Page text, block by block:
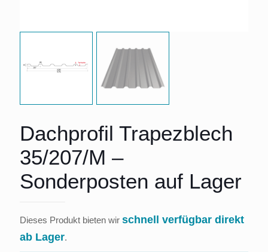
Dachprofil Trapezblech
35/207/M –
Sonderposten auf Lager
Dieses Produkt bieten wir schnell verfügbar direkt
ab Lager.